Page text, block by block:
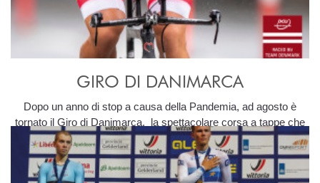
GIRO DI DANIMARCA
Dopo un anno di stop a causa della Pandemia, ad agosto è
tornato il Giro di Danimarca, la spettacolare corsa a tappe che
si snoda lungo le